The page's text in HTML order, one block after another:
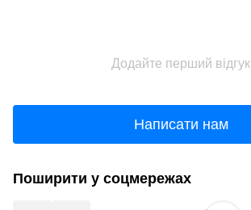
Додайте перший відгук
Написати нам
Поширити у соцмережах